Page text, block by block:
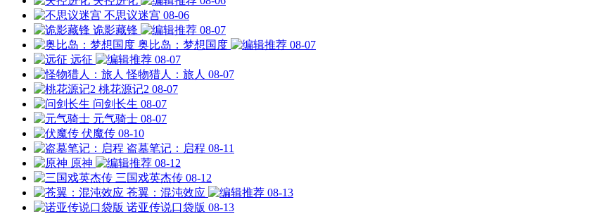
不思议迷宫 08-06
诡影藏锋
08-07
奥比岛：梦想国度
08-07
远征
08-07
怪物猎人：旅人 08-07
桃花源记2 08-07
问剑长生 08-07
元气骑士 08-07
伏魔传 08-10
盗墓笔记：启程 08-11
原神
08-12
三国戏英杰传 08-12
苍翼：混沌效应
08-13
诺亚传说口袋版 08-13